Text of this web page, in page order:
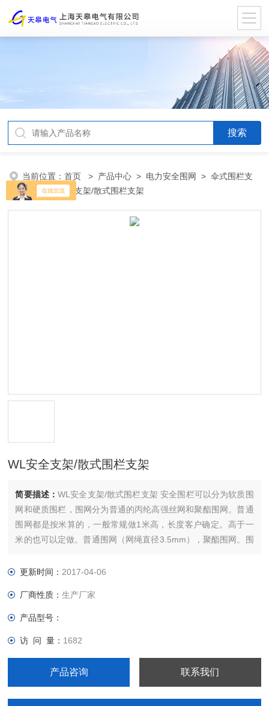
当前位置：首页 > 产品中心 > 电力安全围网 >伞式围栏支
架
> WL安全支架/散式围栏支架
WL安全支架/散式围栏支架
简要描述：WL安全支架/散式围栏支架 安全围栏可以分为软质围
网和硬质围栏，围网分为普通的丙纶高强丝网和聚酯围网。普通
围网都是按米算的，一般常规做1米高，长度客户确定。高于一
米的也可以定做。普通围网（网绳直径3.5mm），聚酯围网。围
长一些，但是不要超过5米的间距。安全围栏的支架分为墩式
更新时间： 2017-04-06
厂商性质：生产厂家
产品型号：
访 问 量： 1682
产品咨询 联系我们